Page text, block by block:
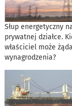
Słup energetyczny
prywatnej działce.
właściciel może
wynagrodzenia?